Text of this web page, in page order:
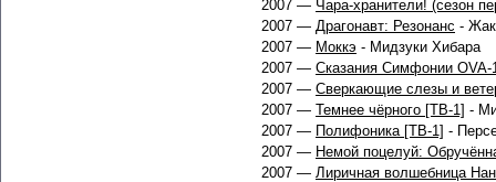
2007 — Чара-хранители! (сезон
2007 — Драгонавт: Резонанс -
2007 — Моккэ - Мидзуки Хибара
2007 — Сказания Симфонии OVA-
2007 — Сверкающие слезы и
2007 — Темнее чёрного [ТВ-1] -
2007 — Полифоника [ТВ-1] -
2007 — Немой поцелуй:
2007 — Лиричная волшебница